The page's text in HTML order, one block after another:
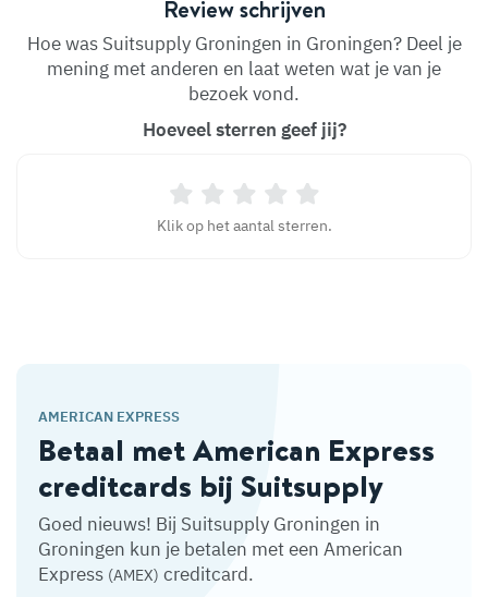
Review schrijven
Hoe was Suitsupply Groningen in Groningen? Deel je
mening met anderen en laat weten wat je van je
bezoek vond.
Hoeveel sterren geef jij?
Klik op het aantal sterren.
AMERICAN EXPRESS
Betaal met American Express
creditcards bij Suitsupply
Goed nieuws! Bij Suitsupply Groningen in
Groningen kun je betalen met een American
Express (AMEX) creditcard.